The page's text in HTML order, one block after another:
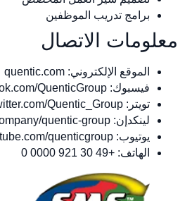
برامج تدريب الموظفين
معلومات الاتصال
الموقع الإلكتروني: quentic.com
فيسبوك: facebook.com/QuenticGroup
تويتر: twitter.com/Quentic_Group
لينكدإن: linkedin.com/company/quentic-group
يوتيوب: youtube.com/quenticgroup
الهاتف: +49 30 921 0000 0